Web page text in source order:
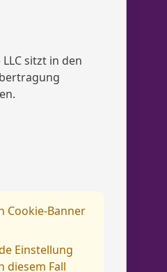
sitzt in den
Cookie-Banner
Einstellung
diesem Fall